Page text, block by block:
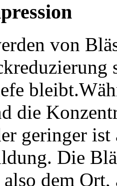
von
die
geringer
Die
dem